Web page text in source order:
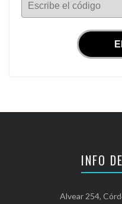
Escribe el código
INFO
Alvear 254,